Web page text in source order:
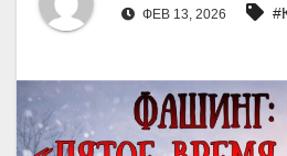
ФЕВ 13, 2026